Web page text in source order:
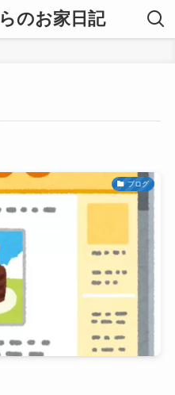
のお家日記
ブログ